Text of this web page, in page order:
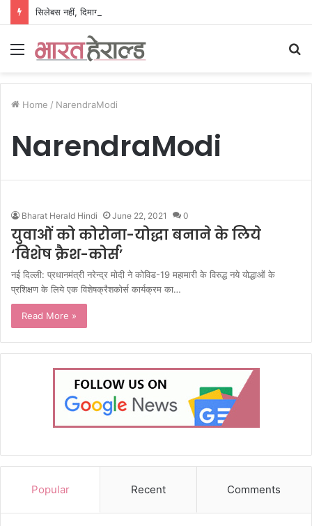
Menu
Home / NarendraModi
NarendraModi
Bharat Herald Hindi June 22, 2021 0
युवाओं को कोरोना-योद्धा बनाने के लिये
‘विशेष क्रैश-कोर्स’
नई दिल्ली: प्रधानमंत्री नरेन्द्र मोदी ने कोविड-19 महामारी के विरुद्ध नये योद्धाओं के
प्रशिक्षण के लिये एक विशेषक्रैशकोर्स कार्यक्रम का…
Read More »
Popular Recent Comments